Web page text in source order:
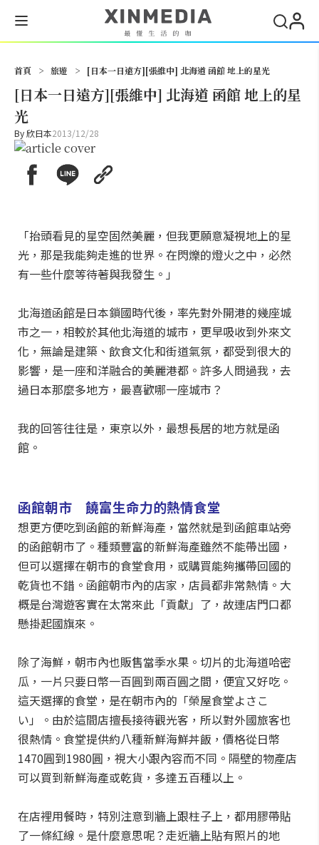
首頁 > 旅遊 > [日本一日遠方][張維中] 北海道 函館 地上的星光
[日本一日遠方][張維中] 北海道 函館 地上的星
光
By欣日本2013/12/28
「抬頭看見的星空固然美麗，但我更願意凝視地上的星
光，那是我能夠走進的世界。在閃爍的燈火之中，必然
有一些什麼等待著與我發生。」
北海道函館是日本鎖國時代後，率先對外開港的幾座城
市之一，相較於其他北海道的城市，更早吸收到外來文
化，無論是建築、飲食文化和街道氣氛，都受到很大的
影響，是一座和洋融合的美麗港都。許多人問過我，去
過日本那麼多地方，最喜歡哪一座城市？
我的回答往往是，東京以外，最想長居的地方就是函
館。
函館朝市 饒富生命力的熱情食堂
想更方便吃到函館的新鮮海產，當然就是到函館車站旁
的函館朝市了。種類豐富的新鮮海產雖然不能帶出國，
但可以選擇在朝市的食堂食用，或購買能夠攜帶回國的
乾貨也不錯。函館朝市內的店家，店員都非常熱情。大
概是台灣遊客實在太常來此「貢獻」了，故連店門口都
懸掛起國旗來。
除了海鮮，朝市內也販售當季水果。切片的北海道哈密
瓜，一片只要日幣一百圓到兩百圓之間，便宜又好吃。
這天選擇的食堂，是在朝市內的「榮屋食堂よさこ
い」。由於這間店擅長接待觀光客，所以對外國旅客也
很熱情。食堂提供約八種新鮮海鮮丼飯，價格從日幣
1470圓到1980圓，視大小跟內容而不同。隔壁的物產店
可以買到新鮮海產或乾貨，多達五百種以上。
在店裡用餐時，特別注意到牆上跟柱子上，都用膠帶貼
了一條紅線。是什麼意思呢？走近牆上貼有照片的地